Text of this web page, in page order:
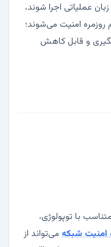
عملیاتی اجرا شوند،
امنیت می‌شوند؛
و قابل کاهش
با توپولوژی،
امنیت شبکه می‌تواند از